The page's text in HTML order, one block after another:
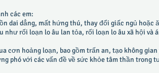
các em:
dai dẳng, mất hứng thú, thay đổi giấc ngủ hoặc
như rối loạn lo âu lan tỏa, rối loạn lo âu xã hội và
cơn hoảng loạn, bao gồm trấn an, tạo không
phó với các vấn đề về sức khỏe tâm thần trong